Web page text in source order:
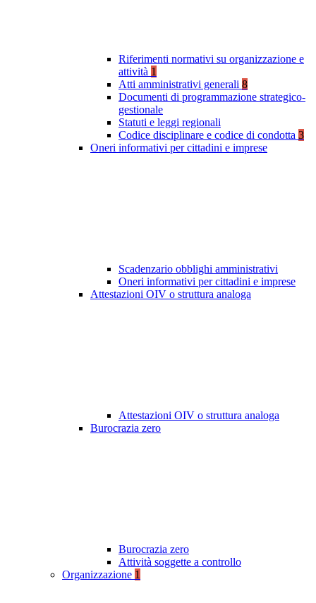
Riferimenti normativi su organizzazione e
attività 1
Atti amministrativi generali 8
Documenti di programmazione strategico-
gestionale
Statuti e leggi regionali
Codice disciplinare e codice di condotta 3
Oneri informativi per cittadini e imprese
Scadenzario obblighi amministrativi
Oneri informativi per cittadini e imprese
Attestazioni OIV o struttura analoga
Attestazioni OIV o struttura analoga
Burocrazia zero
Burocrazia zero
Attività soggette a controllo
Organizzazione 1